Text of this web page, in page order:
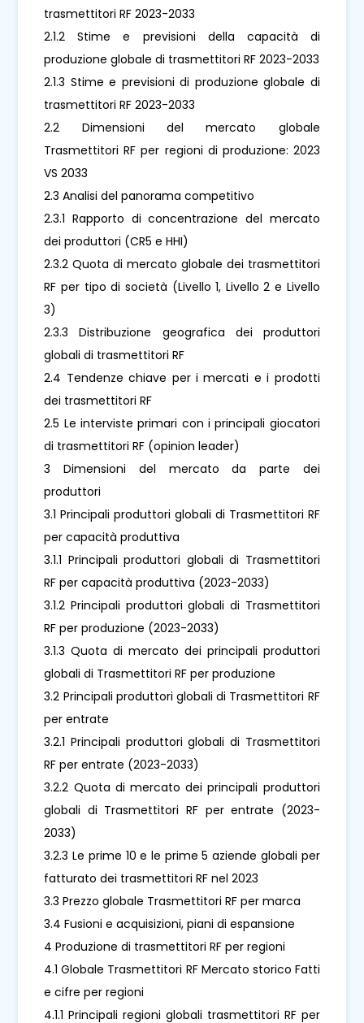
trasmettitori RF 2023-2033
2.1.2 Stime e previsioni della capacità di
produzione globale di trasmettitori RF 2023-2033
2.1.3 Stime e previsioni di produzione globale di
trasmettitori RF 2023-2033
2.2 Dimensioni del mercato globale
Trasmettitori RF per regioni di produzione: 2023
VS 2033
2.3 Analisi del panorama competitivo
2.3.1 Rapporto di concentrazione del mercato
dei produttori (CR5 e HHI)
2.3.2 Quota di mercato globale dei trasmettitori
RF per tipo di società (Livello 1, Livello 2 e Livello
3)
2.3.3 Distribuzione geografica dei produttori
globali di trasmettitori RF
2.4 Tendenze chiave per i mercati e i prodotti
dei trasmettitori RF
2.5 Le interviste primari con i principali giocatori
di trasmettitori RF (opinion leader)
3 Dimensioni del mercato da parte dei
produttori
3.1 Principali produttori globali di Trasmettitori RF
per capacità produttiva
3.1.1 Principali produttori globali di Trasmettitori
RF per capacità produttiva (2023-2033)
3.1.2 Principali produttori globali di Trasmettitori
RF per produzione (2023-2033)
3.1.3 Quota di mercato dei principali produttori
globali di Trasmettitori RF per produzione
3.2 Principali produttori globali di Trasmettitori RF
per entrate
3.2.1 Principali produttori globali di Trasmettitori
RF per entrate (2023-2033)
3.2.2 Quota di mercato dei principali produttori
globali di Trasmettitori RF per entrate (2023-
2033)
3.2.3 Le prime 10 e le prime 5 aziende globali per
fatturato dei trasmettitori RF nel 2023
3.3 Prezzo globale Trasmettitori RF per marca
3.4 Fusioni e acquisizioni, piani di espansione
4 Produzione di trasmettitori RF per regioni
4.1 Globale Trasmettitori RF Mercato storico Fatti
e cifre per regioni
4.1.1 Principali regioni globali trasmettitori RF per